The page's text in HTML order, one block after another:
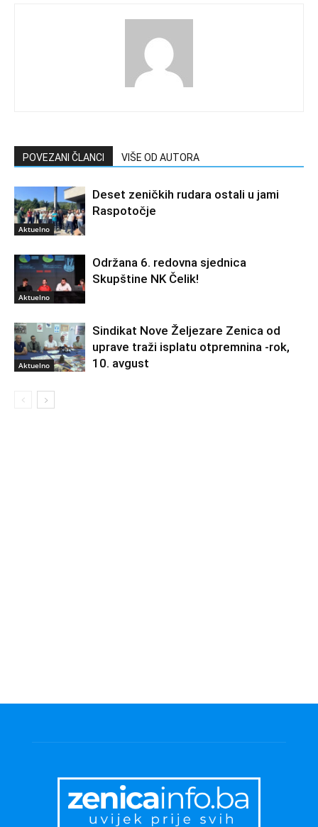
POVEZANI ČLANCI VIŠE OD AUTORA
Aktuelno
Deset zeničkih rudara ostali u jami
Raspotočje
Aktuelno
Održana 6. redovna sjednica
Skupštine NK Čelik!
Aktuelno
Sindikat Nove Željezare Zenica od
uprave traži isplatu otpremnina -rok,
10. avgust